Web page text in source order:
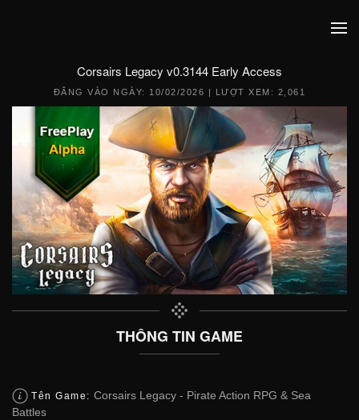
Corsairs Legacy v0.3144 Early Access
ĐĂNG VÀO NGÀY: 10/02/2026 | LƯỢT XEM: 2,061
THÔNG TIN GAME
Tên Game: Corsairs Legacy - Pirate Action RPG & Sea
Battles